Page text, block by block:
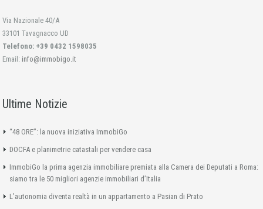
Via Nazionale 40/A
33101 Tavagnacco UD
Telefono: +39 0432 1598035
Email: info@immobigo.it
Ultime Notizie
“48 ORE”: la nuova iniziativa ImmobiGo
DOCFA e planimetrie catastali per vendere casa
ImmobiGo la prima agenzia immobiliare premiata alla Camera dei Deputati a Roma:
siamo tra le 50 migliori agenzie immobiliari d’Italia
L’autonomia diventa realtà in un appartamento a Pasian di Prato